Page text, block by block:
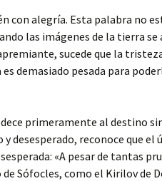
con alegría. Esta palabra no
las imágenes de la tierra
sucede que la
demasiado pesada para
primeramente al destino
desesperado, reconoce que el
«A pesar de tantas
Sófocles, como el Kirilov de